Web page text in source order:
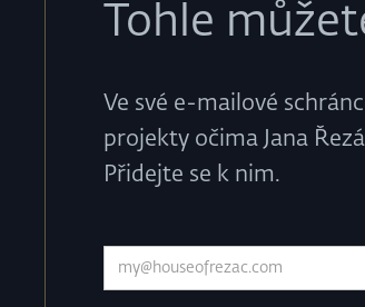
Tohle
Ve své e-mailové
projekty očima Jana
Přidejte se k nim.